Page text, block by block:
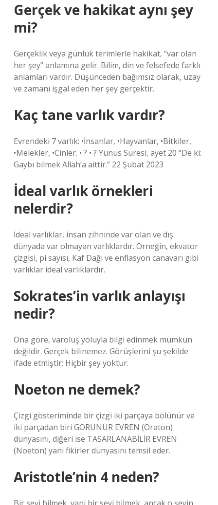
Gerçek ve hakikat aynı şey
mi?
Gerçeklik veya günlük terimlerle hakikat, “var olan
her şey” anlamına gelir. Bilim, din ve felsefede farklı
anlamları vardır. Düşünceden bağımsız olarak, uzay
ve zamanı işgal eden her şey gerçektir.
Kaç tane varlık vardır?
Evrendeki 7 varlık: •İnsanlar, •Hayvanlar, •Bitkiler,
•Melekler, •Cinler. • ? • ? Yunus Suresi, ayet 20 “De ki:
Gaybı bilmek Allah’a aittir.” 22 Şubat 2023
İdeal varlık örnekleri
nelerdir?
İdeal varlıklar, insan zihninde var olan ve dış
dünyada var olmayan varlıklardır. Örneğin, ekvator
çizgisi, pi sayısı, Kaf Dağı ve enflasyon canavarı gibi
varlıklar ideal varlıklardır.
Sokrates’in varlık anlayışı
nedir?
Ona göre, varoluş yoluyla bilgi edinmek mümkün
değildir. Gerçek bilinemez. Görüşlerini şu şekilde
ifade etmiştir; Hiçbir şey yoktur.
Noeton ne demek?
Çizgi gösteriminde bir çizgi iki parçaya bölünür ve
iki parçadan biri GÖRÜNÜR EVREN (Oraton)
dünyasını, diğeri ise TASARLANABİLİR EVREN
(Noeton) yani fikirler dünyasını temsil eder.
Aristotle’nin 4 neden?